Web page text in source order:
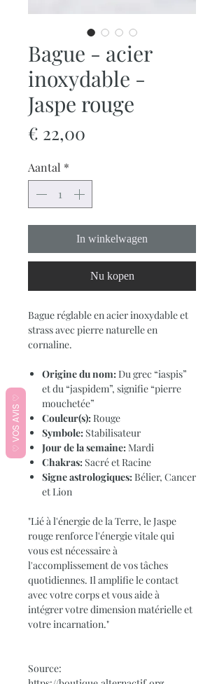
Bague - acier
inoxydable -
Jaspe rouge
€ 22,00
Aantal *
In winkelwagen
Nu kopen
Bague réglable en acier inoxydable et
strass avec pierre naturelle en
cornaline.
Origine du nom:Du grec “iaspis”
et du “jaspidem”, signifie “pierre
mouchetée”
Couleur(s):Rouge
Symbole: Stabilisateur
Jour de la semaine:Mardi
Chakras: Sacré et Racine
Signe astrologiques:Bélier, Cancer
et Lion
"Lié à l'énergie de la Terre, le Jaspe
rouge renforce l'énergie vitale qui
vous est nécessaire à
l'accomplissement de vos tâches
quotidiennes. Il amplifie le contact
avec votre corps et vous aide à
intégrer votre dimension matérielle et
votre incarnation."
Source:
♡ VOS AVIS ♡